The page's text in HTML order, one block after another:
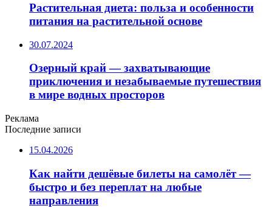
Растительная диета: польза и особенности
питания на растительной основе
30.07.2024
Озерный край — захватывающие
приключения и незабываемые путешествия
в мире водных просторов
Реклама
Последние записи
15.04.2026
Как найти дешёвые билеты на самолёт —
быстро и без переплат на любые
направления